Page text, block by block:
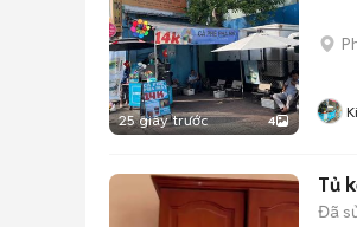
25 giây trước 4
Tủ
Đã